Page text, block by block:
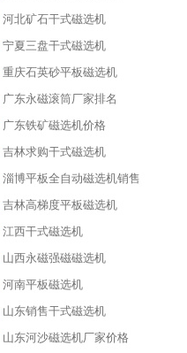
河北矿石干式磁选机
宁夏三盘干式磁选机
重庆石英砂平板磁选机
广东永磁滚筒厂家排名
广东铁矿磁选机价格
吉林求购干式磁选机
淄博平板全自动磁选机销售
吉林高梯度平板磁选机
江西干式磁选机
山西永磁强磁磁选机
河南平板磁选机
山东销售干式磁选机
山东河沙磁选机厂家价格